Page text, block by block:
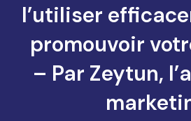
l’utiliser
promouvoir
– Par Zeytun,